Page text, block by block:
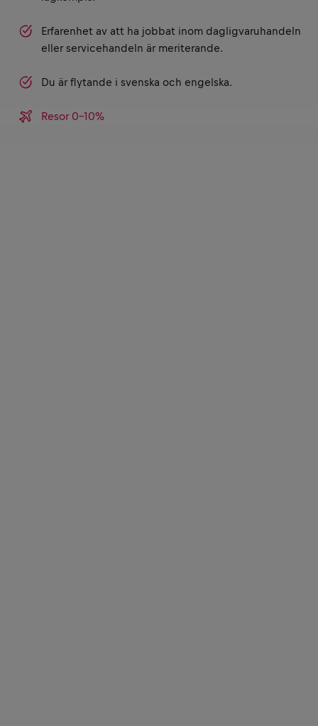
Erfarenhet av att ha jobbat inom dagligvaruhandeln
eller servicehandeln är meriterande.
Du är flytande i svenska och engelska.
Resor 0-10%